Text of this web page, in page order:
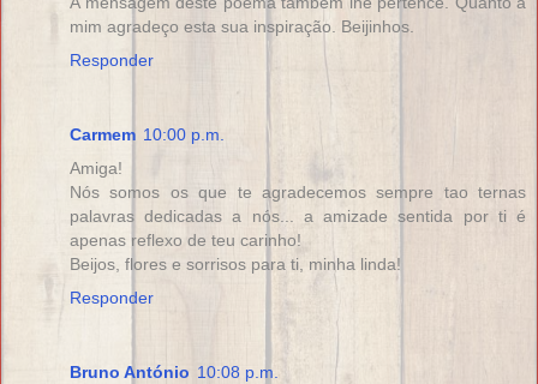
mim agradeço esta sua inspiração. Beijinhos.
Responder
Carmem 10:00 p.m.
Amiga!
Nós somos os que te agradecemos sempre tao ternas
palavras dedicadas a nós... a amizade sentida por ti é
apenas reflexo de teu carinho!
Beijos, flores e sorrisos para ti, minha linda!
Responder
Bruno António 10:08 p.m.